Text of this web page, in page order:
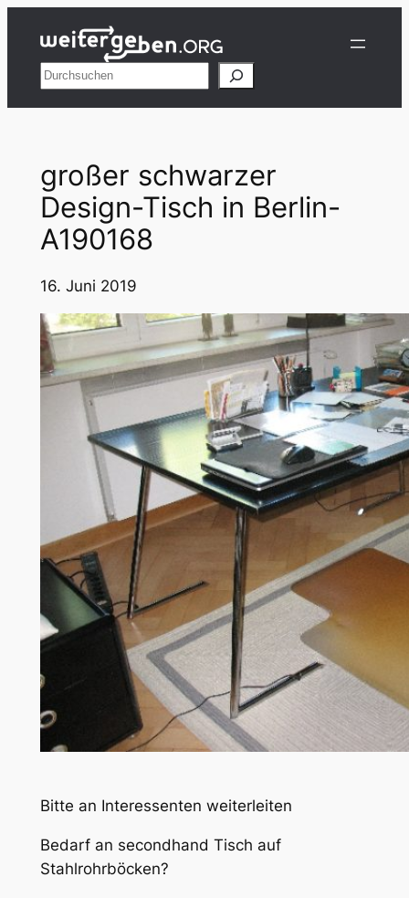
Inhalt
springenSuchen
großer schwarzer
Design-Tisch in Berlin-
A190168
16. Juni 2019
Bitte an Interessenten weiterleiten
Bedarf an secondhand Tisch auf
Stahlrohrböcken?